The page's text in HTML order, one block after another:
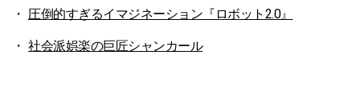
圧倒的すぎるイマジネーション『ロボット2.0』
社会派娯楽の巨匠シャンカール